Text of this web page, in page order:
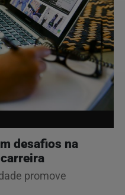
desafios na
promove